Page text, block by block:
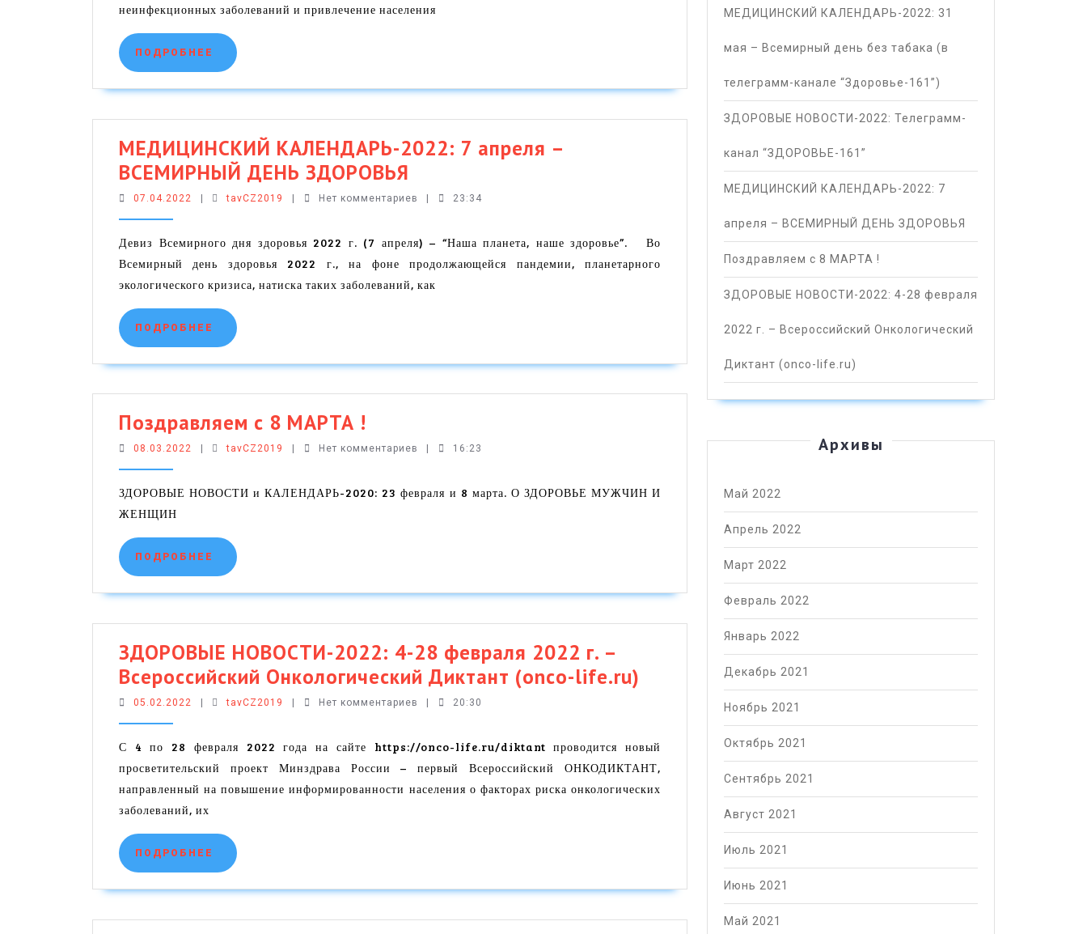
неинфекционных заболеваний и привлечение населения
ПОДРОБНЕЕ ПОДРОБНЕЕ
МЕДИЦИНСКИЙ КАЛЕНДАРЬ-2022: 7 апреля –
ВСЕМИРНЫЙ ДЕНЬ ЗДОРОВЬЯ
КАЛЕНДАРЬ-2022:
апреля
–
ВСЕМИРНЫЙ
07.04.2022 07.04.2022
| tavCZ2019 tavCZ2019
| Нет комментариев | 23:34
Девиз Всемирного дня здоровья 2022 г. (7 апреля) – “Наша планета, наше здоровье”. Во
Всемирный день здоровья 2022 г., на фоне продолжающейся пандемии, планетарного
экологического кризиса, натиска таких заболеваний, как
ПОДРОБНЕЕ ПОДРОБНЕЕ
Поздравляем с 8 МАРТА !
с
МАРТА
08.03.2022 08.03.2022tavCZ2019 tavCZ2019Нет комментариев 16:23
ЗДОРОВЫЕ НОВОСТИ и КАЛЕНДАРЬ-2020: 23 февраля и 8 марта. О ЗДОРОВЬЕ МУЖЧИН И
ЖЕНЩИН
ПОДРОБНЕЕ ПОДРОБНЕЕ
ЗДОРОВЫЕ НОВОСТИ-2022: 4-28 февраля 2022 г. –
Всероссийский Онкологический Диктант (onco-life.ru) ЗДОРОВЫЕ
НОВОСТИ-2022:
28
февраля
2022
Всероссийский
Онкологический
Диктант
05.02.2022 05.02.2022tavCZ2019 tavCZ2019Нет комментариев 20:30
С 4 по 28 февраля 2022 года на сайте https://onco-life.ru/diktant проводится новый
просветительский проект Минздрава России – первый Всероссийский ОНКОДИКТАНТ,
направленный на повышение информированности населения о факторах риска онкологических
заболеваний, их
ПОДРОБНЕЕ ПОДРОБНЕЕ
МЕДИЦИНСКИЙ КАЛЕНДАРЬ-2022: 31
мая – Всемирный день без табака (в
телеграмм-канале “Здоровье-161”)
ЗДОРОВЫЕ НОВОСТИ-2022: Телеграмм-
канал “ЗДОРОВЬЕ-161”
МЕДИЦИНСКИЙ КАЛЕНДАРЬ-2022: 7
апреля – ВСЕМИРНЫЙ ДЕНЬ ЗДОРОВЬЯ
Поздравляем с 8 МАРТА !
ЗДОРОВЫЕ НОВОСТИ-2022: 4-28 февраля
2022 г. – Всероссийский Онкологический
Диктант (onco-life.ru)
Архивы
Май 2022
Апрель 2022
Март 2022
Февраль 2022
Январь 2022
Декабрь 2021
Ноябрь 2021
Октябрь 2021
Сентябрь 2021
Август 2021
Июль 2021
Июнь 2021
Май 2021